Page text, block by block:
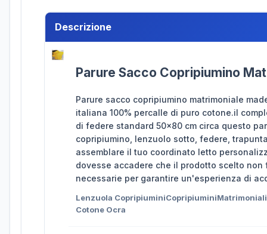
Descrizione
Parure Sacco Copripiumino
Parure sacco copripiumino matrimoniale
italiana 100% percalle di puro cotone.il
di federe standard 50x80 cm circa questo
copripiumino, lenzuolo sotto, federe,
assemblare il tuo coordinato letto
dovesse accadere che il prodotto scelto
necessarie per garantire un'esperienza di
Lenzuola
Cotone Ocra